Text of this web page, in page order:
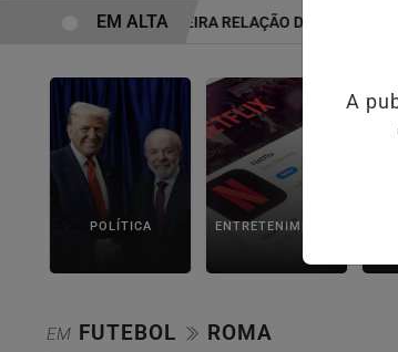
COMO ERA A VERDADEIRA RELAÇÃO DE ELIZE E
EM ALTA
POLÍTICA ENTRETENIMENTO
EM FUTEBOL ROMA
A